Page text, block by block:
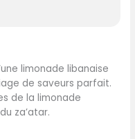
limonade libanaise
de saveurs parfait.
de la limonade
za’atar.